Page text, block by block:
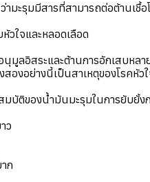
ามะรุมมีสารที่สามารถต่อต้านเ
วใจและหลอดเลือด
มูลอิสระและต้านการอักเสบหล
สองอย่างนี้เป็นสาเหตุของโรคหัว
บัติของน้ำมันมะรุมในการยับยั้งก
ว
ก